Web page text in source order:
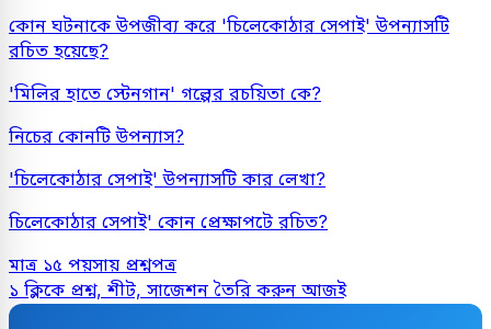
কোন ঘটনাকে উপজীব্য করে 'চিলেকোঠার সেপাই' উপন্যাসটি
রচিত হয়েছে?
'মিলির হাতে স্টেনগান' গল্পের রচয়িতা কে?
নিচের কোনটি উপন্যাস?
'চিলেকোঠার সেপাই' উপন্যাসটি কার লেখা?
চিলেকোঠার সেপাই' কোন প্রেক্ষাপটে রচিত?
মাত্র ১৫ পয়সায় প্রশ্নপত্র
১ ক্লিকে প্রশ্ন, শীট, সাজেশন তৈরি করুন আজই